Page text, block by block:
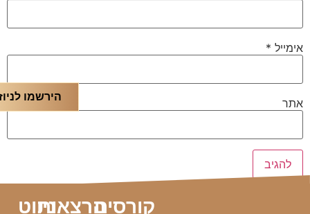
אימייל *
אתר
קורסיםהרצאותניווט
הירשמו